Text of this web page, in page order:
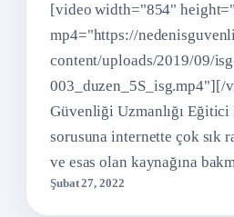
[video width="854"
mp4="https://
content/uploads/2019/09/
003_duzen_5S_isg.mp4"][/
Güvenliği Uzmanlığı
sorusuna internette çok sık
ve esas olan kaynağına
Güvenliği internet sitesini
Şubat 27, 2022